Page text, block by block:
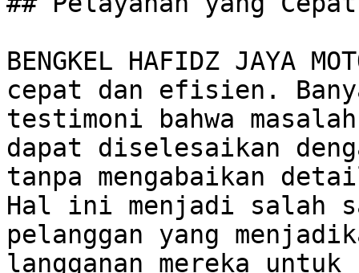
BENGKEL HAFIDZ JAYA
cepat dan efisien.
testimoni bahwa
dapat diselesaikan
tanpa mengabaikan
Hal ini menjadi salah
pelanggan yang
langganan mereka